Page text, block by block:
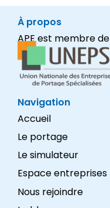
À propos
APE est membre de
Navigation
Accueil
Le portage
Le simulateur
Espace entreprises
Nous rejoindre